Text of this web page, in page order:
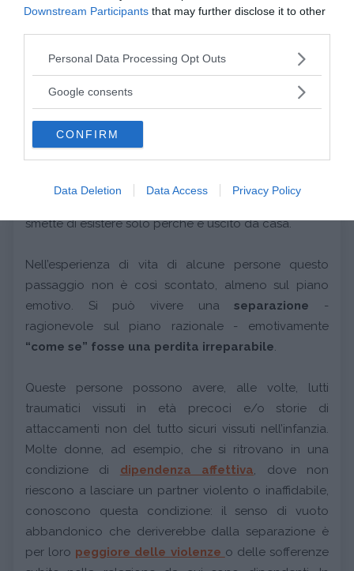
Downstream Participants that may further disclose it to other
Please note that this website/app uses one or more Google
not limited to your visit or usage behaviour. You may click to
use your data for below specified purposes in below Google
consent section.
Personal Data Processing Opt Outs
Google consents
CONFIRM
Data Deletion Data Access Privacy Policy
Solo facendo esperienza del fatto cheil genitore
ritornail bambino imparerà a cogliere il senso di una
separazione temporaneae a mantenere nella sua
mente la certezza che la mamma o il papà sono là
fuori da qualche parte, ancora esistono anche se non
li ha davanti a sé per qualche tempo. Naturalmente la
durata di queste separazioni deve essere
commisurata all’età del piccolo. In altre parole egli
smette di esistere solo perché è uscito da casa.
Nell’esperienza di vita di alcune persone questo
passaggio non è così scontato, almeno sul piano
emotivo. Si può vivere unaseparazione -
ragionevole sul piano razionale - emotivamente
“come se” fosse una perdita irreparabile.
Queste persone possono avere, alle volte, lutti
traumatici vissuti in età precoci e/o storie di
attaccamenti non del tutto sicuri vissuti nell’infanzia.
Molte donne, ad esempio, che si ritrovano in una
condizione di dipendenza affettiva, dove non
riescono a lasciare un partner violento o inaffidabile,
conoscono questa condizione: il senso di vuoto
abbandonico che deriverebbe dalla separazione è
per loro peggiore delle violenze o delle sofferenze